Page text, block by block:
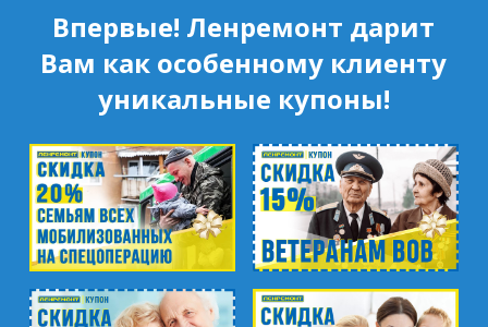
Впервые! Ленремонт дарит
Вам как особенному клиенту
уникальные купоны!